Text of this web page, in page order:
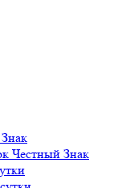
Честный Знак